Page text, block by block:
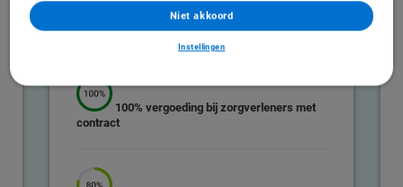
Naturaverzekering
154,25per maand
100% vergoeding bij zorgverleners met
contract
Instellingen
Niet akkoord